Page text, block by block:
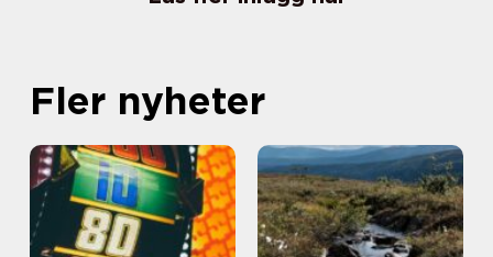
Fler nyheter